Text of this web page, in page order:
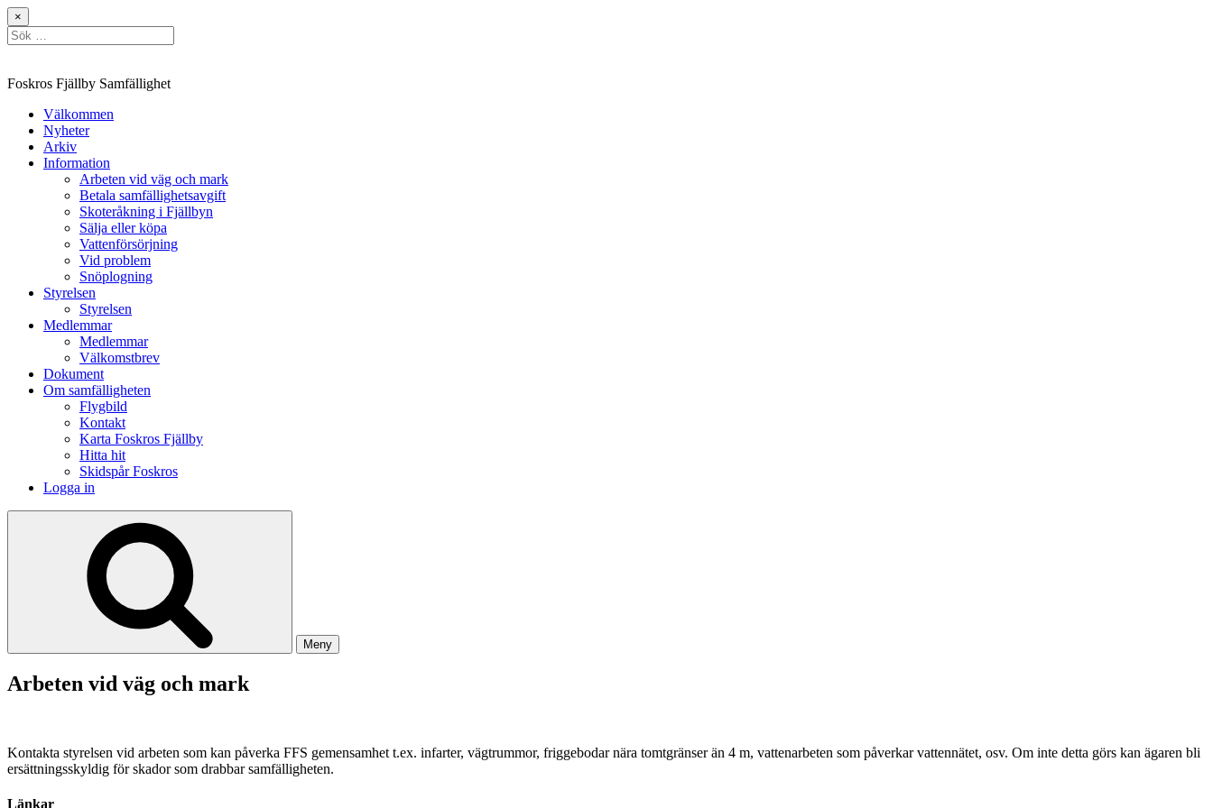
Hoppa
till
innehåll
×
Sök
efter:
Foskros Fjällby Samfällighet
Välkommen
Nyheter
Arkiv
Information
Arbeten vid väg och mark
Betala samfällighetsavgift
Skoteråkning i Fjällbyn
Sälja eller köpa
Vattenförsörjning
Vid problem
Snöplogning
Styrelsen
Styrelsen
Medlemmar
Medlemmar
Välkomstbrev
Dokument
Om samfälligheten
Flygbild
Kontakt
Karta Foskros Fjällby
Hitta hit
Skidspår Foskros
Logga in
Meny
Arbeten vid väg och mark
Kontakta styrelsen vid arbeten som kan påverka FFS gemensamhet t.ex. infarter, vägtrummor, friggebodar nära tomtgränser än 4 m, vattenarbeten som påverkar vattennätet, osv. Om inte detta görs kan ägaren bli
ersättningsskyldig för skador som drabbar samfälligheten.
Länkar